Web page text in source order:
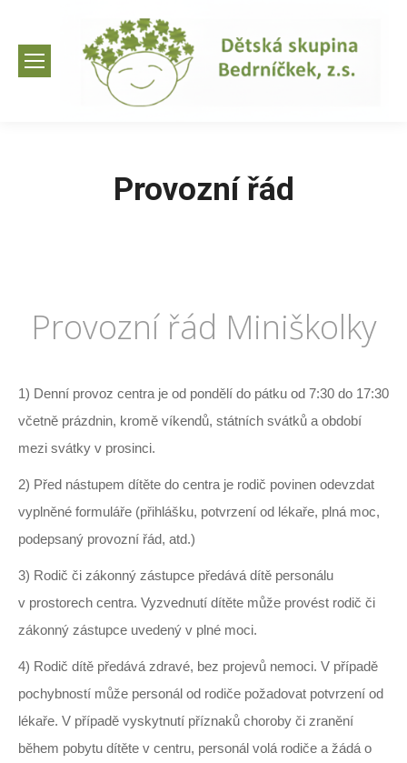
Provozní řád
Provozní řád Miniškolky
1) Denní provoz centra je od pondělí do pátku od 7:30 do 17:30
včetně prázdnin, kromě víkendů, státních svátků a období
mezi svátky v prosinci.
2) Před nástupem dítěte do centra je rodič povinen odevzdat
vyplněné formuláře (přihlášku, potvrzení od lékaře, plná moc,
podepsaný provozní řád, atd.)
3) Rodič či zákonný zástupce předává dítě personálu
v prostorech centra. Vyzvednutí dítěte může provést rodič či
zákonný zástupce uvedený v plné moci.
4) Rodič dítě předává zdravé, bez projevů nemoci. V případě
pochybností může personál od rodiče požadovat potvrzení od
lékaře. V případě vyskytnutí příznaků choroby či zranění
během pobytu dítěte v centru, personál volá rodiče a žádá o